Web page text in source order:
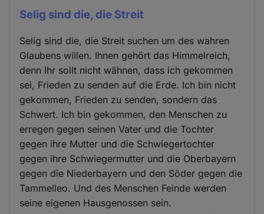
Selig sind die, die Streit
Selig sind die, die Streit suchen um des wahren
Glaubens willen. Ihnen gehört das Himmelreich,
denn Ihr sollt nicht wähnen, dass ich gekommen
sei, Frieden zu senden auf die Erde. Ich bin nicht
gekommen, Frieden zu senden, sondern das
Schwert. Ich bin gekommen, den Menschen zu
erregen gegen seinen Vater und die Tochter
gegen ihre Mutter und die Schwiegertochter
gegen ihre Schwiegermutter und die Oberbayern
gegen die Niederbayern und den Söder gegen die
Tammelleo. Und des Menschen Feinde werden
seine eigenen Hausgenossen sein.